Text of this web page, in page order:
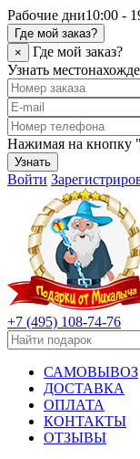
Рабочие дни10:00 -
Где мой заказ?
×
Где мой заказ?
Узнать
Нажимая на кнопку
Узнать
Войти
+7 (495) 108-74-76
САМОВЫВОЗ
ДОСТАВКА
ОПЛАТА
КОНТАКТЫ
ОТЗЫВЫ